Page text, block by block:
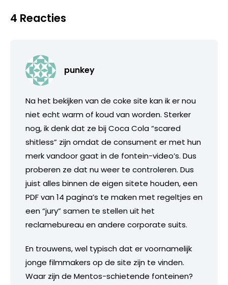
4 Reacties
punkey
Na het bekijken van de coke site kan ik er nou
niet echt warm of koud van worden. Sterker
nog, ik denk dat ze bij Coca Cola “scared
shitless” zijn omdat de consument er met hun
merk vandoor gaat in de fontein-video’s. Dus
proberen ze dat nu weer te controleren. Dus
juist alles binnen de eigen sitete houden, een
PDF van 14 pagina’s te maken met regeltjes en
een “jury” samen te stellen uit het
reclamebureau en andere corporate suits.
En trouwens, wel typisch dat er voornamelijk
jonge filmmakers op de site zijn te vinden.
Waar zijn de Mentos-schietende fonteinen?